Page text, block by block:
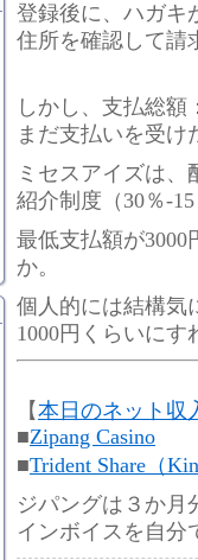
登録後に、ハガキ
住所を確認して請
しかし、支払総額
まだ支払いを受け
ミセスアイズは
紹介制度（30％-
最低支払額が
か。
個人的には結構気
1000円くらいに
【本日のネット収
■Zipang Casino
■Trident Share（
ジパングは３か月
インボイスを自分